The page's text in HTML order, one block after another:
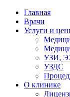
Главная
Врачи
Услуги и
УЗИ,
УЗДС
О клинике